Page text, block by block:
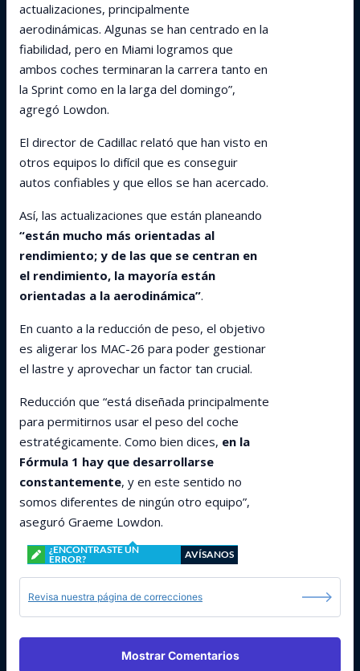
actualizaciones, principalmente
aerodinámicas. Algunas se han centrado en la
fiabilidad, pero en Miami logramos que
ambos coches terminaran la carrera tanto en
la Sprint como en la larga del domingo”,
agregó Lowdon.
El director de Cadillac relató que han visto en
otros equipos lo difícil que es conseguir
autos confiables y que ellos se han acercado.
Así, las actualizaciones que están planeando
“están mucho más orientadas al
rendimiento; y de las que se centran en
el rendimiento, la mayoría están
orientadas a la aerodinámica”.
En cuanto a la reducción de peso, el objetivo
es aligerar los MAC-26 para poder gestionar
el lastre y aprovechar un factor tan crucial.
Reducción que “está diseñada principalmente
para permitirnos usar el peso del coche
estratégicamente. Como bien dices, en la
Fórmula 1 hay que desarrollarse
constantemente, y en este sentido no
somos diferentes de ningún otro equipo”,
aseguró Graeme Lowdon.
¿ENCONTRASTE UN
ERROR?
AVÍSANOS
Revisa nuestra página de correcciones
Mostrar Comentarios